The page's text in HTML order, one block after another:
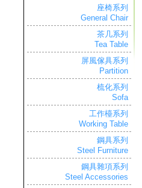
座椅系列
General Chair
茶几系列
Tea Table
屏風傢具系列
Partition
梳化系列
Sofa
工作檯系列
Working Table
鋼具系列
Steel Furniture
鋼具雜項系列
Steel Accessories